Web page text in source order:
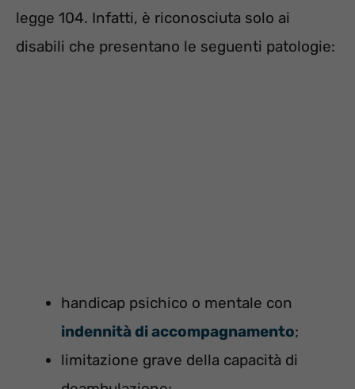
legge 104. Infatti, è riconosciuta solo ai
disabili che presentano le seguenti patologie:
handicap psichico o mentale con
indennità di accompagnamento;
limitazione grave della capacità di